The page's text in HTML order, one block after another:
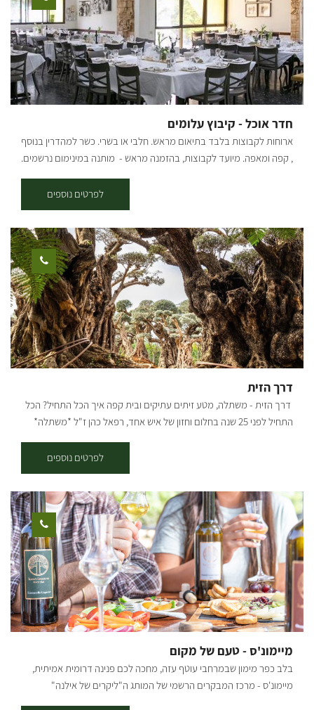
חדר אוכל - קיבוץ עלומים
ארוחות לקבוצות בלבד בתיאום מראש. חלבי או בשרי. כשר למהדרין בנוסף
, קפה ומאפה. מיועד לקבוצות, בהזמנה מראש - מותנה במינימום נרשמים.
לפרטים נוספים
דרך הזית
דרך הזית - משתלה, מטע זיתים עתיקים ובית קפה איך הכל התחיל? הכל
התחיל לפני 25 שנה בחלום וחזון של איש אחד, רפאל כהן ז"ל *משתלה*
תמיר שהיה אחרי שירות צבאי לנהל את המשתלה. עם חזון ואמונה הקים
תמיר משתלה שמגדלת צמחים ומשווקת למשתלות בכל רחבי הארץ.. לפני
כשמונה שנים כאשר רצה לקנות עץ זית לביתו, פיתח תמיר אהבה לעצי
הזית, והחל באוסף עצי הזית, שהפך לאוסף הגדול בארץ! עם התפרצות
הקורונה החליט תמיר לפתוח את משתלת הבוטיק ״דרך הזית״ שבמרכזה
בית קפה, בו ניתן להנות ממגוון ארוחות, כמו ארוחות בוקר, פיצות, פוקצ’ות,
טוסטים, סלטים וכו׳.. קיימים אצלנו מגוון גדול של עצים בוגרים
וצעירים-ליצ'י מנגו אבוקדו ועוד שפע רב של עצי פרי. במטע זיתים ישנן
פינות חמד לישיבה, לבילוי זוגי או משפחתי. אפשר לאסוף מבית הקפה שלנו
שייקים/ מיצים סחוטים/ קפה ולרדת למטע הצמוד להנות בצלם של עצי
הזית והפרי באוירה עתיקה. אתם מוזמנים לחוויה של צמחים - אוכל - אהבה
לפרטים נוספים
מיימונ'ס - טעם של מקום
בלב כפר מימון שבמרחבי עוטף עזה, מחכה לכם פנינה דרומית אמיתית,
מיימונ'ס - מרכז המבקרים הרשמי של המותג ה"ליקרים של אילנה"